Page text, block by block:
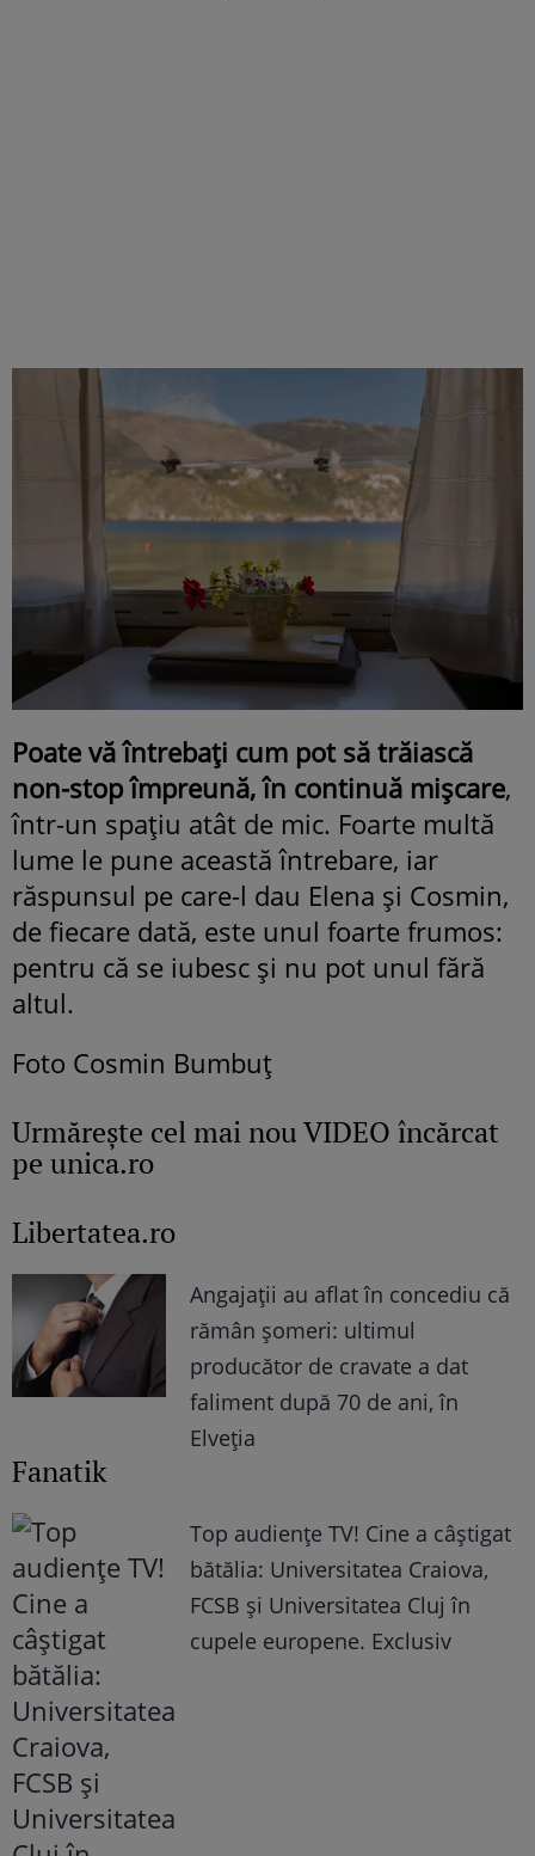
Poate vă întrebați cum pot să trăiască
non-stop împreună, în continuă mișcare,
într-un spațiu atât de mic. Foarte multă
lume le pune această întrebare, iar
răspunsul pe care-l dau Elena și Cosmin,
de fiecare dată, este unul foarte frumos:
pentru că se iubesc și nu pot unul fără
altul.
Foto Cosmin Bumbuț
Urmăreşte cel mai nou VIDEO încărcat
pe unica.ro
Libertatea.ro
Angajații au aflat în concediu că
rămân șomeri: ultimul
producător de cravate a dat
faliment după 70 de ani, în
Elveția
Fanatik
Top audienţe TV! Cine a câştigat
bătălia: Universitatea Craiova,
FCSB şi Universitatea Cluj în
cupele europene. Exclusiv